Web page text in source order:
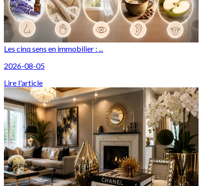
Les cinq sens en immobilier : ...
2026-08-05
Lire l'article